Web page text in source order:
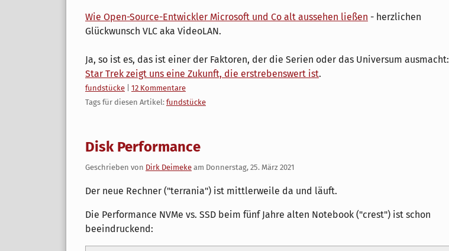
Wie Open-Source-Entwickler Microsoft und Co alt aussehen ließen - herzlichen
Glückwunsch VLC aka VideoLAN.
Ja, so ist es, das ist einer der Faktoren, der die Serien oder das Universum ausmacht:
Star Trek zeigt uns eine Zukunft, die erstrebenswert ist.
Kategorien:
fundstücke
12 Kommentare
Tags für diesen Artikel: fundstücke
Disk Performance
Geschrieben von Dirk Deimeke am Donnerstag, 25. März 2021
Der neue Rechner ("terrania") ist mittlerweile da und läuft.
Die Performance NVMe vs. SSD beim fünf Jahre alten Notebook ("crest") ist schon
beeindruckend: